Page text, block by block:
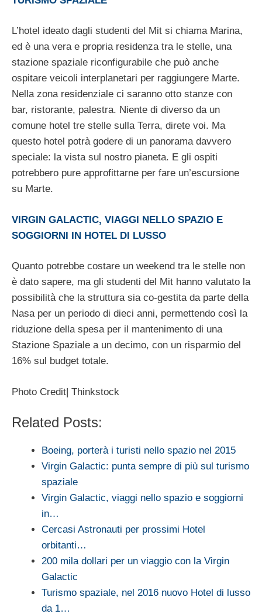
L’hotel ideato dagli studenti del Mit si chiama Marina,
ed è una vera e propria residenza tra le stelle, una
stazione spaziale riconfigurabile che può anche
ospitare veicoli interplanetari per raggiungere Marte.
Nella zona residenziale ci saranno otto stanze con
bar, ristorante, palestra. Niente di diverso da un
comune hotel tre stelle sulla Terra, direte voi. Ma
questo hotel potrà godere di un panorama davvero
speciale: la vista sul nostro pianeta. E gli ospiti
potrebbero pure approfittarne per fare un’escursione
su Marte.
VIRGIN GALACTIC, VIAGGI NELLO SPAZIO E
SOGGIORNI IN HOTEL DI LUSSO
Quanto potrebbe costare un weekend tra le stelle non
è dato sapere, ma gli studenti del Mit hanno valutato la
possibilità che la struttura sia co-gestita da parte della
Nasa per un periodo di dieci anni, permettendo così la
riduzione della spesa per il mantenimento di una
Stazione Spaziale a un decimo, con un risparmio del
16% sul budget totale.
Photo Credit| Thinkstock
Related Posts:
Boeing, porterà i turisti nello spazio nel 2015
Virgin Galactic: punta sempre di più sul turismo
spaziale
Virgin Galactic, viaggi nello spazio e soggiorni
in…
Cercasi Astronauti per prossimi Hotel
orbitanti…
200 mila dollari per un viaggio con la Virgin
Galactic
Turismo spaziale, nel 2016 nuovo Hotel di lusso
da 1…